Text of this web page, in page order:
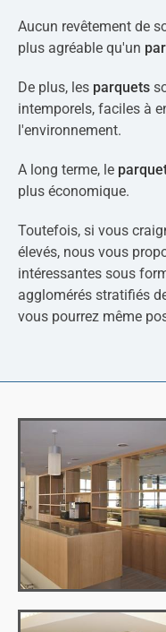
Aucun revêtement de
plus agréable qu'un
De plus, les parquets
intemporels, faciles à
l'environnement.
A long terme, le
plus économique.
Toutefois, si vous
élevés, nous vous
intéressantes sous
agglomérés stratifiés
vous pourrez même